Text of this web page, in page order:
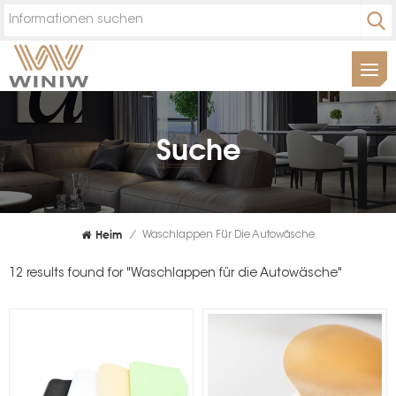
Suche
Heim / Waschlappen Für Die Autowäsche
12 results found for "Waschlappen für die Autowäsche"